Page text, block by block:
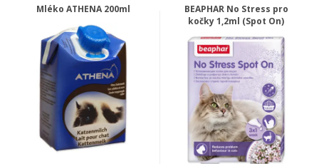
Mléko ATHENA 200ml
BEAPHAR No Stress pro
kočky 1,2ml (Spot On)